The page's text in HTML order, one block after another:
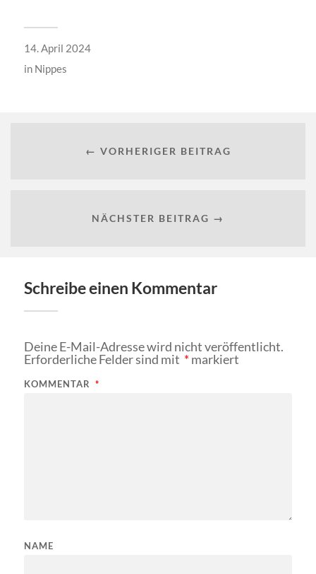
14. April 2024
in Nippes
← VORHERIGER BEITRAG
NÄCHSTER BEITRAG →
Schreibe einen Kommentar
Deine E-Mail-Adresse wird nicht veröffentlicht.
Erforderliche Felder sind mit *markiert
KOMMENTAR *
NAME